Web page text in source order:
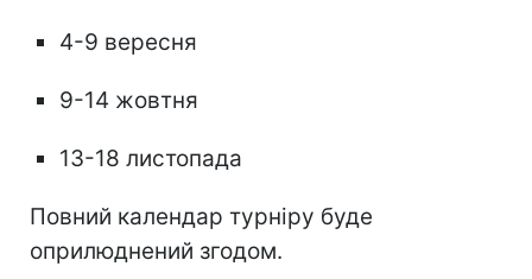
4-9 вересня
9-14 жовтня
13-18 листопада
Повний календар турніру буде
оприлюднений згодом.